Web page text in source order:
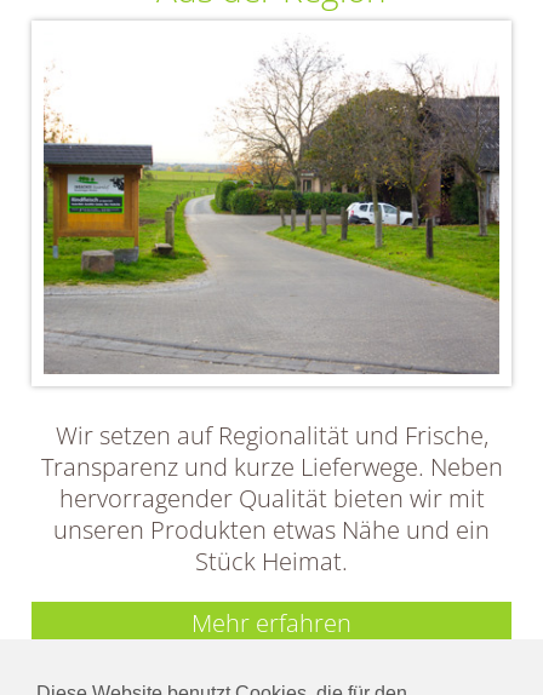
Wir setzen auf Regionalität und Frische,
Transparenz und kurze Lieferwege. Neben
hervorragender Qualität bieten wir mit
unseren Produkten etwas Nähe und ein
Stück Heimat.
Mehr erfahren